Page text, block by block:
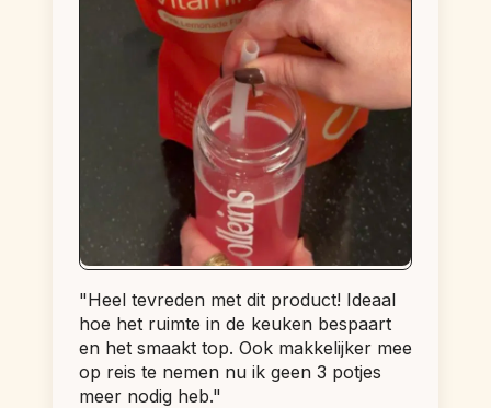
"Heel tevreden met dit product! Ideaal
hoe het ruimte in de keuken bespaart
en het smaakt top. Ook makkelijker mee
op reis te nemen nu ik geen 3 potjes
meer nodig heb."